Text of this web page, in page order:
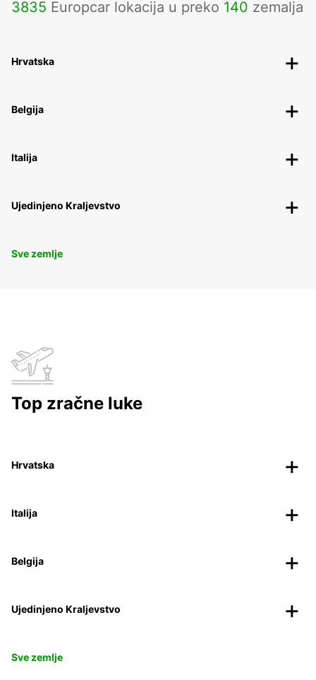
3835 Europcar lokacija u preko 140 zemalja
Hrvatska
Belgija
Italija
Ujedinjeno Kraljevstvo
Sve zemlje
Top zračne luke
Hrvatska
Italija
Belgija
Ujedinjeno Kraljevstvo
Sve zemlje